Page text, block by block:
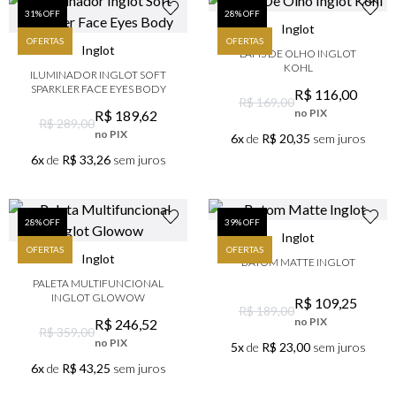
31% OFF
OFERTAS
Inglot
ILUMINADOR INGLOT SOFT
SPARKLER FACE EYES BODY
R$ 289,00R$ 189,62
no PIX
6xde R$ 33,26sem juros
28% OFF
OFERTAS
Inglot
LÁPIS DE OLHO INGLOT
KOHL
R$ 169,00R$ 11600
no PIX
6xde R$ 20,35 sem juros
28% OFF
OFERTAS
Inglot
PALETA MULTIFUNCIONAL
INGLOT GLOWOW
R$ 359,00R$ 246 52
no PIX
6xde R$ 43,25 sem juros
39% OFF
OFERTAS
Inglot
BATOM MATTE INGLOT
R$ 189,00R$ 109,25
no PIX
5xde R$ 23,00sem juros